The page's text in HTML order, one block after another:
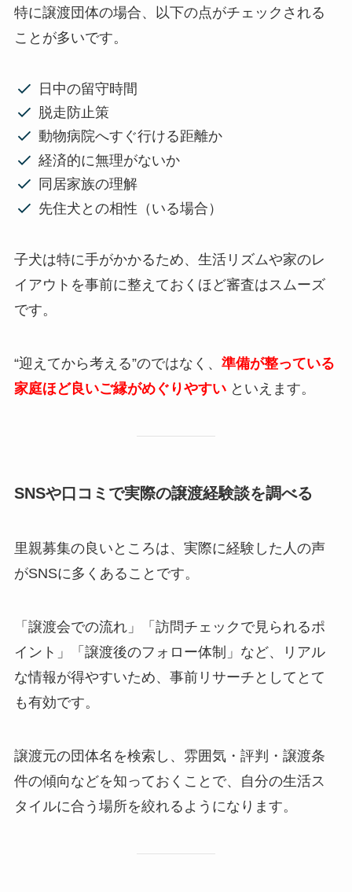
特に譲渡団体の場合、以下の点がチェックされる
ことが多いです。
日中の留守時間
脱走防止策
動物病院へすぐ行ける距離か
経済的に無理がないか
同居家族の理解
先住犬との相性（いる場合）
子犬は特に手がかかるため、生活リズムや家のレ
イアウトを事前に整えておくほど審査はスムーズ
です。
“迎えてから考える”のではなく、 準備が整っている
家庭ほど良いご縁がめぐりやすいといえます。
SNSや口コミで実際の譲渡経験談を調べる
里親募集の良いところは、実際に経験した人の声
がSNSに多くあることです。
「譲渡会での流れ」「訪問チェックで見られるポ
イント」「譲渡後のフォロー体制」など、リアル
な情報が得やすいため、事前リサーチとしてとて
も有効です。
譲渡元の団体名を検索し、雰囲気・評判・譲渡条
件の傾向などを知っておくことで、自分の生活ス
タイルに合う場所を絞れるようになります。